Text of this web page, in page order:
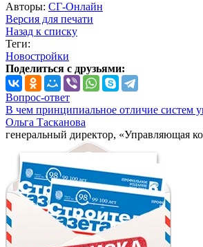
Авторы: СГ-Онлайн
Версия для печати
Назад к списку
Теги:
Новостройки
Поделиться с друзьями:
Вопрос-ответ
В чем принципиальное отличие систем
Ольга Тасканова
генеральный директор, «Управляющая